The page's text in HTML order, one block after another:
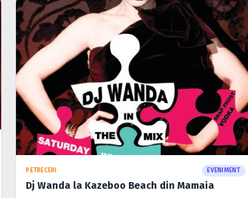
PETRECERI EVENIMENT
Dj Wanda la Kazeboo Beach din Mamaia